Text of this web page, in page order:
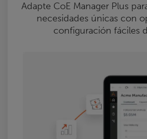
Adapte CoE Manager Plus
necesidades únicas con
configuración fáciles